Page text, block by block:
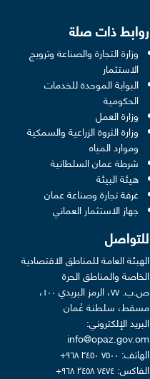
روابط ذات صلة
وزارة التجارة والصناعة وترويج
الاستثمار in a new window
البوابة الموحدة للخدمات
الحكوميةin a new window
وزارة العملin a new window
وزارة الثروة الزراعية والسمكية
وموارد المياهin a new window
شرطة عمان السلطانيةwindow
هيئة البيئةin a new window
غرفة تجارة وصناعة عمانwindow
جهاز الاستثمار العمانيwindow
للتواصل
الهيئة العامة للمناطق الاقتصادية
الخاصة والمناطق الحرة
ص.ب. ٧٧، الرمز البريدي ١٠٠،
مسقط، سلطنة عُمان
البريد الإلكتروني:
info@opaz.gov.om
الهاتف: ٧٥٠٠ ٢٤٥٠ ٩٦٨+
الفاكس: ٧٤٧٤ ٢٤٥٨ ٩٦٨+